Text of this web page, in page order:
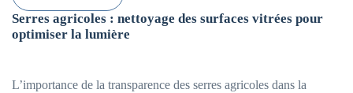
Serres agricoles : nettoyage des surfaces vitrées pour
optimiser la lumière
L’importance de la transparence des serres agricoles dans la